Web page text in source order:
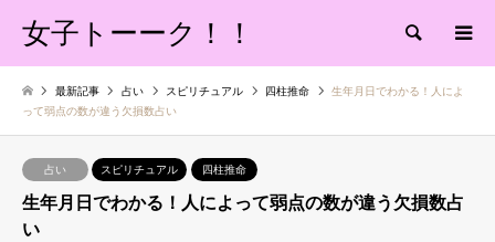
女子トーーク！！ 検索
最新記事 占い スピリチュアル 四柱推命
生年月日でわかる！人によ
って弱点の数が違う欠損数占い
占い スピリチュアル 四柱推命
生年月日でわかる！人によって弱点の数が違う欠損数占
い